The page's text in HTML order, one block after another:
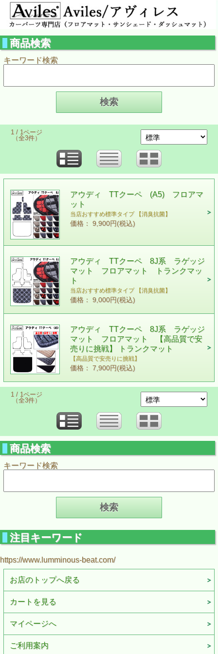
商品検索
キーワード検索
1 / 1ページ
（全3件）
アウディ TTクーペ (A5) フロアマ
ット
当店おすすめ標準タイプ 【消臭抗菌】
価格： 9,900円(税込)
アウディ TTクーペ 8J系 ラゲッジ
マット フロアマット トランクマッ
ト
当店おすすめ標準タイプ 【消臭抗菌】
価格： 9,000円(税込)
アウディ TTクーペ 8J系 ラゲッジ
マット フロアマット 【高品質で安
売りに挑戦】 トランクマット
【高品質で安売りに挑戦】
価格： 7,900円(税込)
1 / 1ページ
（全3件）
商品検索
キーワード検索
注目キーワード
https://www.lumminous-beat.com/
お店のトップへ戻る
カートを見る
マイページへ
ご利用案内